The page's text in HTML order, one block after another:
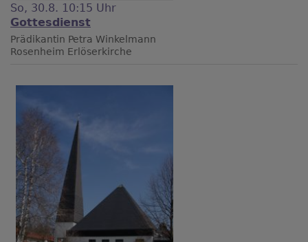
So, 30.8. 10:15 Uhr
Gottesdienst
Prädikantin Petra Winkelmann
Rosenheim Erlöserkirche